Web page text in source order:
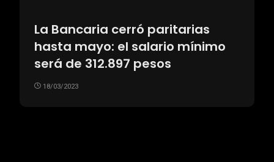
La Bancaria cerró paritarias
hasta mayo: el salario mínimo
será de 312.897 pesos
18/03/2023